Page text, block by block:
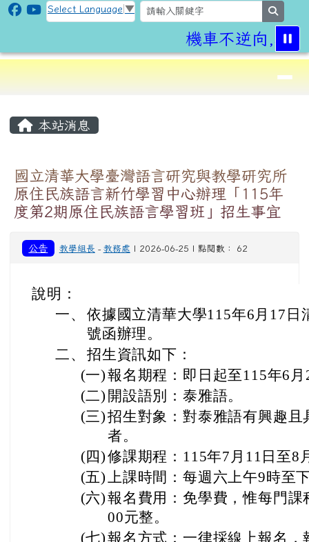
跳至主內容區
CLPS Site
Select Language ▼
機車不逆向,行
⏸
導覽列
本站消息
國立清華大學臺灣語言研究與教學研究所
原住民族語言新竹學習中心辦理「115年
度第2期原住民族語言學習班」招生事宜
公告 教學組長 - 教務處 | 2026-06-25 | 點閱數： 62
說明：
一、 依據國立清華大學115年6月17日
號函辦理。
二、 招生資訊如下：
(一)報名期程：即日起至115年6
(二) 開設語別：泰雅語。
(三)招生對象：對泰雅語有興趣
者。
(四)修課期程：115年7月11日至8
(五)上課時間：每週六上午9時至
(六)報名費用：免學費，惟每門
00元整。
(七)報名方式：一律採線上報名